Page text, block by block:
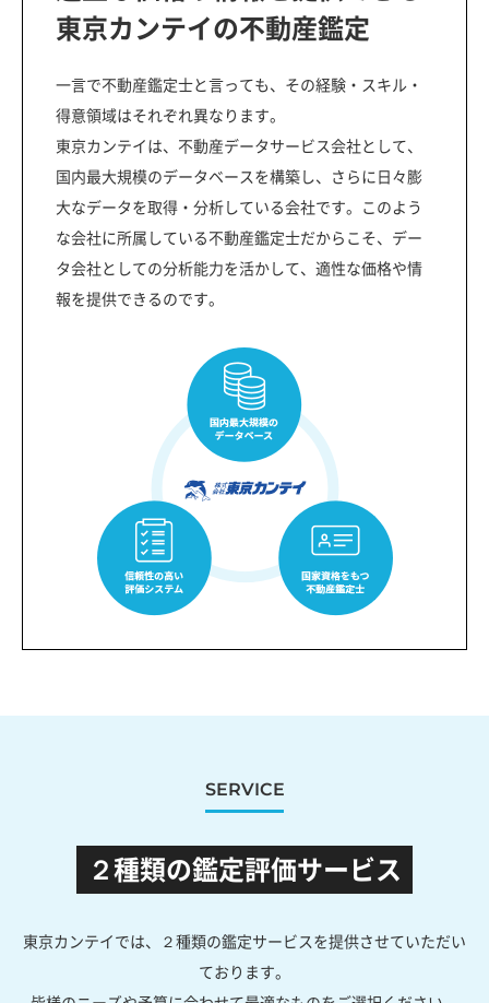
東京カンテイの不動産鑑定
一言で不動産鑑定士と言っても、その経験・スキル・
得意領域はそれぞれ異なります。
東京カンテイは、不動産データサービス会社として、
国内最大規模のデータベースを構築し、さらに日々膨
大なデータを取得・分析している会社です。このよう
な会社に所属している不動産鑑定士だからこそ、デー
タ会社としての分析能力を活かして、適性な価格や情
報を提供できるのです。
SERVICE
２種類の鑑定評価サービス
東京カンテイでは、２種類の鑑定サービスを提供させていただい
ております。